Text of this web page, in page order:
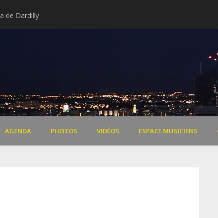
de Dardilly
AGENDA PHOTOS VIDÉOS ESPACE MUSICIENS